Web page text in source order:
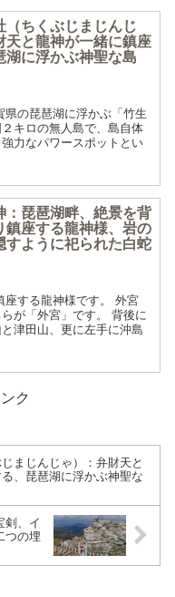
（ちくぶじまじんじ
天と龍神が一緒に鎮座
湖に浮かぶ神聖な島
の琵琶湖に浮かぶ「竹生
キロの無人島で、島自体
力なパワースポットとい
：琵琶湖畔、絶景を背
鎮座する龍神様、岩の
すように祀られた白蛇
する龍神様です。 外宮
が「外宮」です。 背後に
津田山、更に左手に沖島
ク
まじんじゃ）：弁財天と
、琵琶湖に浮かぶ神聖な
剣、イ
つの埋